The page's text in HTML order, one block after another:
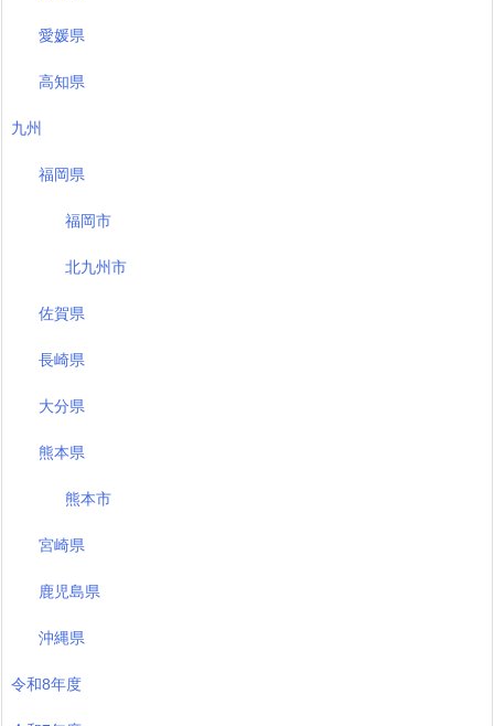
愛媛県
高知県
九州
福岡県
福岡市
北九州市
佐賀県
長崎県
大分県
熊本県
熊本市
宮崎県
鹿児島県
沖縄県
令和8年度